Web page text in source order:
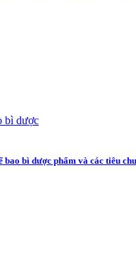
bao bì dược phẩm và các tiêu